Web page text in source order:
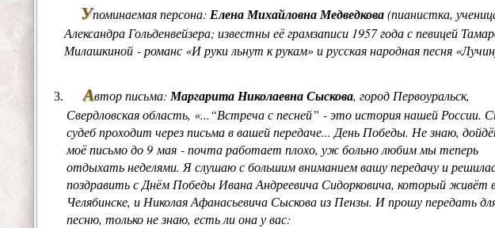
Упоминаемая персона: Елена Михайловна Медведкова(пианистка,
Александра Гольденвейзера; известны её грамзаписи 1957 года с певицей
Милашкиной - романс «И руки льнут к рукам» и русская народная песня
Автор письма: Маргарита Николаевна Сыскова, город Первоуральск,
Свердловская область, «...“Встреча с песней” - это история нашей России.
судеб проходит через письма в вашей передаче... День Победы. Не знаю,
моё письмо до 9 мая - почта работает плохо, уж больно любим мы теперь
отдыхать неделями. Я слушаю с большим вниманием вашу передачу и
поздравить с Днём Победы Ивана Андреевича Сидорковича, который живёт
Челябинске, и Николая Афанасьевича Сыскова из Пензы. И прошу передать
песню, только не знаю, есть ли она у вас: